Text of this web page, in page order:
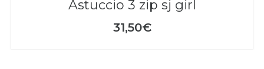
astuccio 3 zip sj girl
31,50€